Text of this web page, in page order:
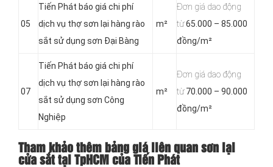
05
Tiến Phát báo giá chi phí
dịch vụ thợ sơn lại hàng rào
sắt sử dụng sơn Đại Bàng
m²
Đơn giá dao động
từ65.000 – 85.000
đồng/m²
07
Tiến Phát báo giá chi phí
dịch vụ thợ sơn lại hàng rào
sắt sử dụng sơn Công
Nghiệp
m²
Đơn giá dao động
từ70.000 – 90.000
đồng/m²
Tham khảo thêm bảng giá liên quan sơn lại
cửa sắt tại TpHCM của Tiến Phát